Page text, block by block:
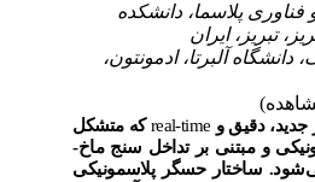
پلاسما، دانشکده
تبریز، ایران
آلبرتا، ادمونتون،
دقیق وreal-timeکه متشکل
و مبتنی بر تداخل سنج ماخ-
ساختار حسگر پلاسمونیکی